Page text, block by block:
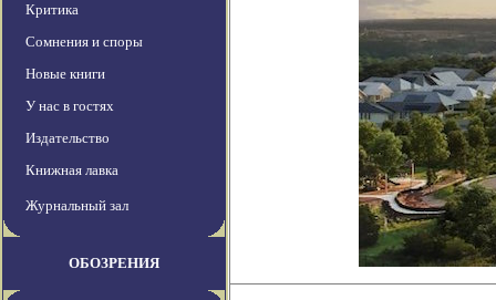
Критика
Сомнения и споры
Новые книги
У нас в гостях
Издательство
Книжная лавка
Журнальный зал
ОБОЗРЕНИЯ